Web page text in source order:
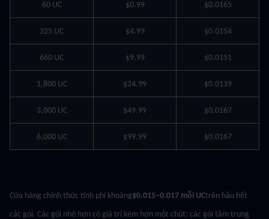
60 UC $0.99 $0.0165
325 UC $4.99 $0.0154
660 UC $9.99 $0.0151
1,800 UC $24.99 $0.0139
3,000 UC $49.99 $0.0167
6,000 UC $99.99 $0.0167
Cửa hàng chính thức tính phí khoảng$0.015–0.017 mỗi UCtrên hầu hết
các gói. Các gói nhỏ hơn có giá trị kém hơn một chút; các gói tầm trung